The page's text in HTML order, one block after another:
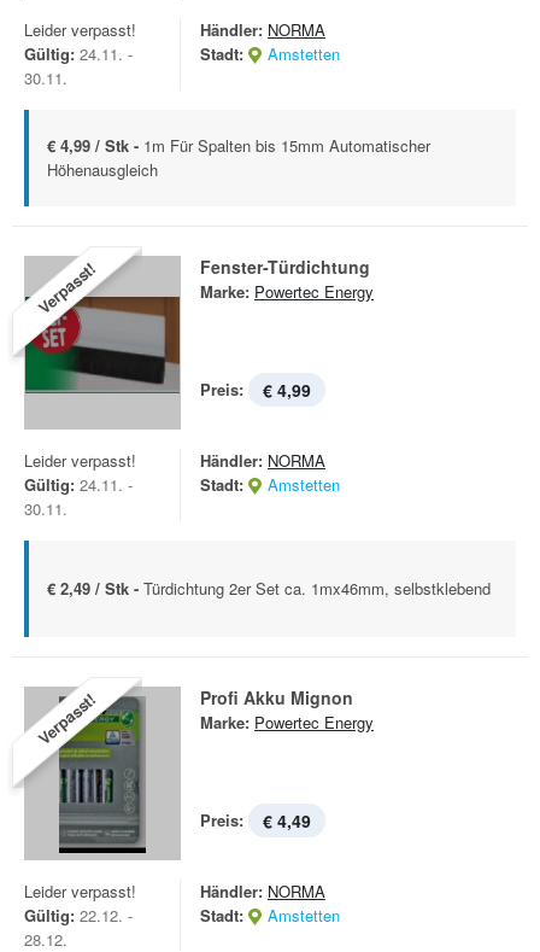
Leider verpasst!
Gültig: 24.11. -
30.11.
Händler: NORMA
Stadt:
Amstetten
€ 4,99 / Stk - 1m Für Spalten bis 15mm Automatischer
Höhenausgleich
Verpasst! Fenster-Türdichtung
Marke: Powertec Energy
Preis: € 4,99
Leider verpasst!
Gültig: 24.11. -
30.11.
Händler: NORMA
Stadt:
Amstetten
€ 2,49 / Stk - Türdichtung 2er Set ca. 1mx46mm, selbstklebend
Verpasst! Profi Akku Mignon
Marke: Powertec Energy
Preis: € 4,49
Leider verpasst!
Gültig: 22.12. -
28.12.
Händler: NORMA
Stadt:
Amstetten